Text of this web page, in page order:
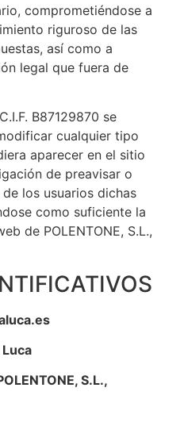
comprometiéndose a
riguroso de las
así como a
legal que fuera de
B87129870 se
cualquier tipo
aparecer en el sitio
de preavisar o
los usuarios dichas
como suficiente la
de POLENTONE, S.L.,
S.L.,